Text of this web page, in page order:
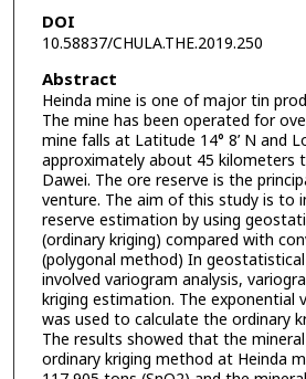
DOI
10.58837/CHULA.THE.2019.250
Abstract
Heinda mine is one of major tin
The mine has been operated for
mine falls at Latitude 14° 8’ N and
approximately about 45 kilometers
Dawei. The ore reserve is the
venture. The aim of this study is to
reserve estimation by using
(ordinary kriging) compared with
(polygonal method) In
involved variogram analysis,
kriging estimation. The exponential
was used to calculate the ordinary
The results showed that the
ordinary kriging method at Heinda